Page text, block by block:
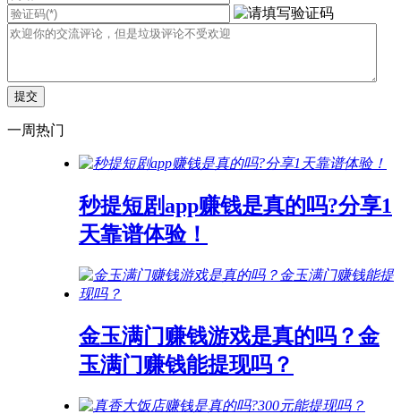
一周热门
秒提短剧app赚钱是真的吗?分享1
天靠谱体验！
金玉满门赚钱游戏是真的吗？金
玉满门赚钱能提现吗？